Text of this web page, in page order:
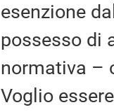
esenzione
possesso di
normativa –
Voglio